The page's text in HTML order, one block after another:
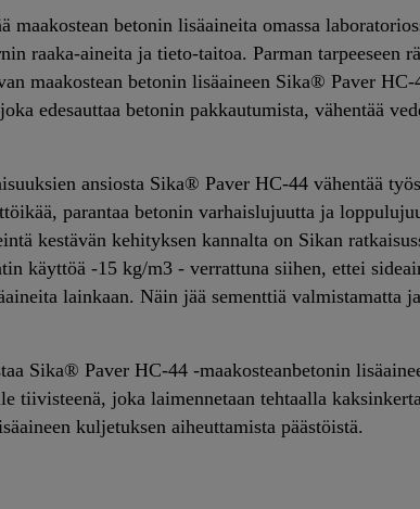
betonin lisäaineita omassa
raaka-aineita ja tieto-taitoa. Parman tarpeeseen
maakostean betonin lisäaineen Sika® Paver HC-
edesauttaa betonin pakkautumista, vähentää
ansiosta Sika® Paver HC-44 vähentää
parantaa betonin varhaislujuutta ja
kestävän kehityksen kannalta on Sikan
käyttöä -15 kg/m3 - verrattuna siihen, ettei
lainkaan. Näin jää sementtiä valmistamatta
Sika® Paver HC-44 -maakosteanbetonin
tiivisteenä, joka laimennetaan tehtaalla
kuljetuksen aiheuttamista päästöistä.